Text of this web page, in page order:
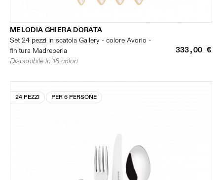
MELODIA GHIERA DORATA
Set 24 pezzi in scatola Gallery - colore Avorio -
finitura Madreperla
333,00 €
Disponibile in 18 colori
24 PEZZI PER 6 PERSONE